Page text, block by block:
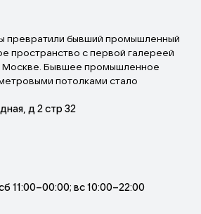
превратили бывший промышленный
пространство с первой галереей
Москве. Бывшее промышленное
потолками стало
фестивалей, лекций,
рейвов и других событий.
небом GRPHT — это экспозиция
уникальный состав художников-
кураторская «сборка» позволяют
д 2 стр 32
11:00–00:00; вс 10:00–22:00